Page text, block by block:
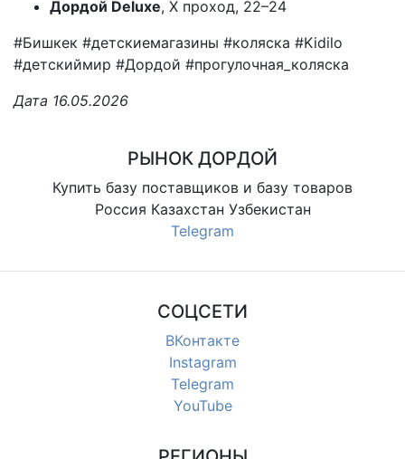
Дордой Deluxe, X проход, 22–24
#Бишкек #детскиемагазины #коляска #Kidilo
#детскиймир #Дордой #прогулочная_коляска
Дата 16.05.2026
РЫНОК ДОРДОЙ
Купить базу поставщиков и базу товаров
Россия Казахстан Узбекистан
Telegram
СОЦСЕТИ
ВКонтакте
Instagram
Telegram
YouTube